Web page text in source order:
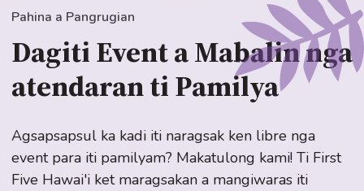
Pahina a Pangrugian
Dagiti Event a Mabalin nga
atendaran ti Pamilya
Agsapsapsul ka kadi iti naragsak ken libre nga
event para iti pamilyam? Makatulong kami! Ti First
Five Hawai'i ket maragsakan a mangiwaras iti